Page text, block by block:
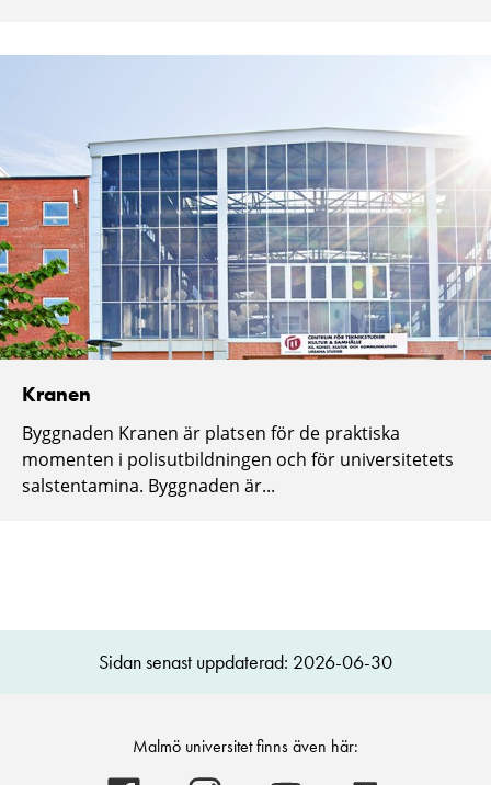
Kranen
Byggnaden Kranen är platsen för de praktiska
momenten i polisutbildningen och för universitetets
salstentamina. Byggnaden är...
Sidan senast uppdaterad: 2026-06-30
Malmö universitet finns även här: